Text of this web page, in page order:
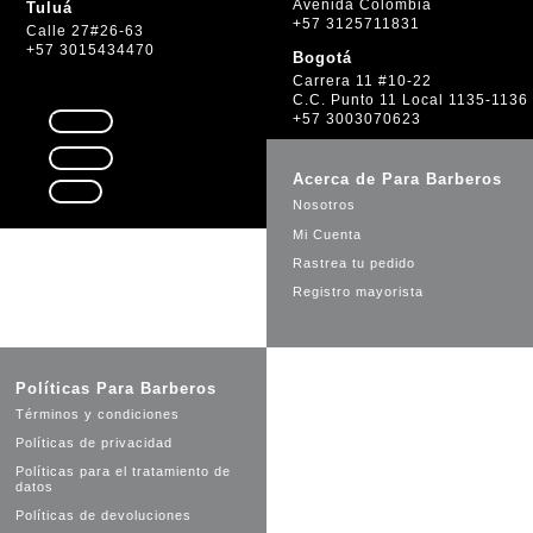
Tuluá
Calle 27#26-63
+57 3015434470
Seguir
Seguir
Seguir
Avenida Colombia
+57 3125711831
Bogotá
Carrera 11 #10-22
C.C. Punto 11 Local 1135-1136
+57 3003070623
Acerca de Para Barberos
Nosotros
Mi Cuenta
Rastrea tu pedido
Registro mayorista
Políticas Para Barberos
Términos y condiciones
Políticas de privacidad
Políticas para el tratamiento de
datos
Políticas de devoluciones